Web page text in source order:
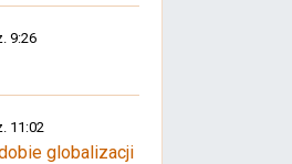
9:26
11:02
globalizacji